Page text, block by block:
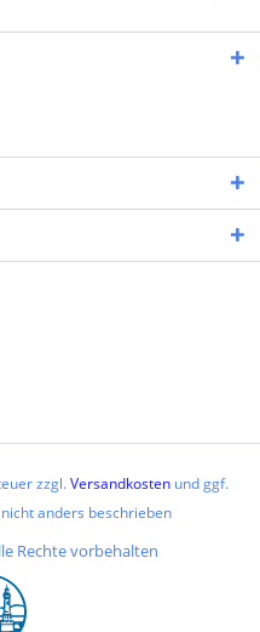
zzgl.Versandkosten und ggf.
anders beschrieben
Rechte vorbehalten